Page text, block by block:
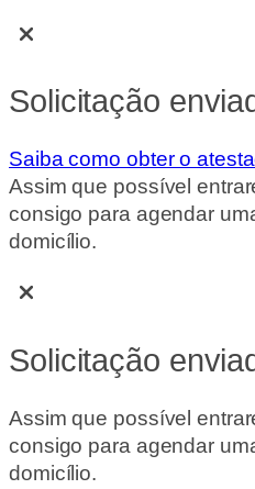
Solicitação
Saiba como obter o
Assim que possível
consigo para agendar
domicílio.
Solicitação
Assim que possível
consigo para agendar
domicílio.